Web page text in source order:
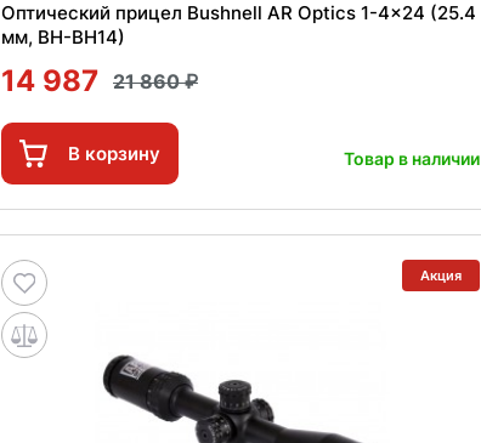
Оптический прицел Bushnell AR Optics 1-4x24 (25.4
мм, BH-BH14)
14 987 21 860
В корзину Товар в наличии
Акция